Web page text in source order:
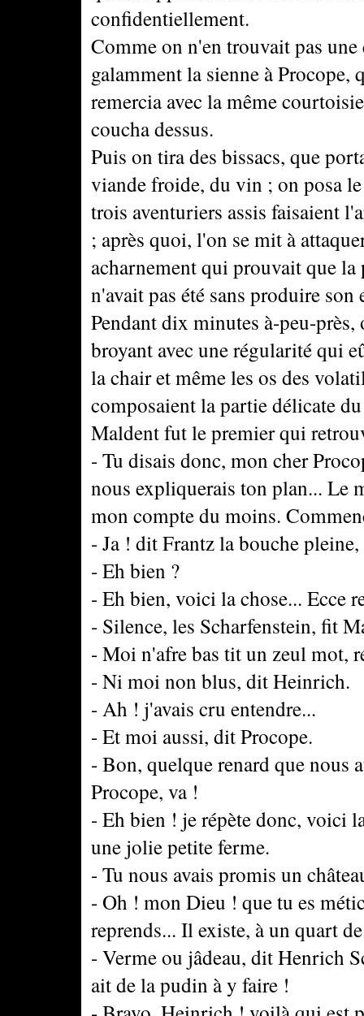
confidentiellement.
Comme on n'en trouvait pas
galamment la sienne à Procope,
remercia avec la même
coucha dessus.
Puis on tira des bissacs, que
viande froide, du vin ; on posa
trois aventuriers assis faisaient
; après quoi, l'on se mit à
acharnement qui prouvait que
n'avait pas été sans produire
Pendant dix minutes à-peu-
broyant avec une régularité qui
la chair et même les os des
composaient la partie délicate
Maldent fut le premier qui
- Tu disais donc, mon cher
nous expliquerais ton plan... Le
mon compte du moins.
- Ja ! dit Frantz la bouche
- Eh bien ?
- Eh bien, voici la chose... Ecce
- Silence, les Scharfenstein, fit
- Moi n'afre bas tit un zeul mot,
- Ni moi non blus, dit Heinrich.
- Ah ! j'avais cru entendre...
- Et moi aussi, dit Procope.
- Bon, quelque renard que nous
Procope, va !
- Eh bien ! je répète donc, voici
une jolie petite ferme.
- Tu nous avais promis un
- Oh ! mon Dieu ! que tu es
reprends... Il existe, à un quart
- Verme ou jâdeau, dit Henrich
ait de la pudin à y faire !